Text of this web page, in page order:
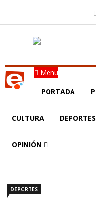
Menu
PORTADA
CULTURA DEPORTES
OPINIÓN
DEPORTES